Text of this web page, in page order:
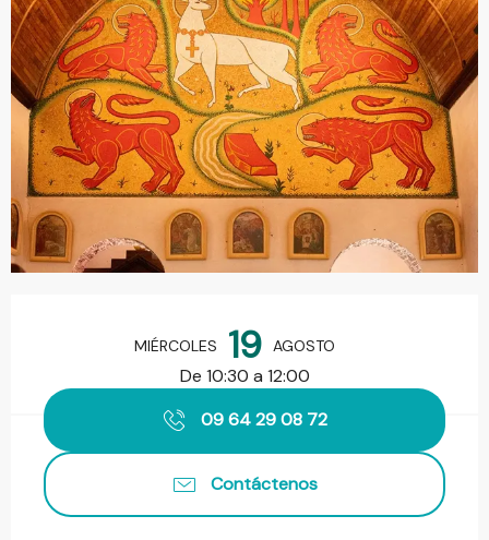
MIÉRCOLES 19 AGOSTO
De 10:30 a 12:00
09 64 29 08 72
Contáctenos